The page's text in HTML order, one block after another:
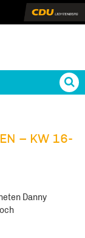
– KW 16-
– KW 16-
Danny